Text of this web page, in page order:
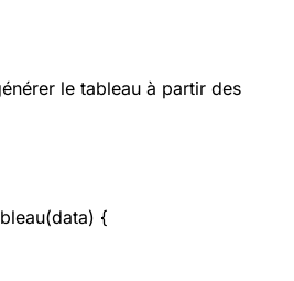
le tableau à partir des
{